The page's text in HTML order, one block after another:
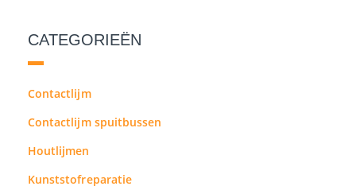
CATEGORIEËN
Contactlijm
Contactlijm spuitbussen
Houtlijmen
Kunststofreparatie